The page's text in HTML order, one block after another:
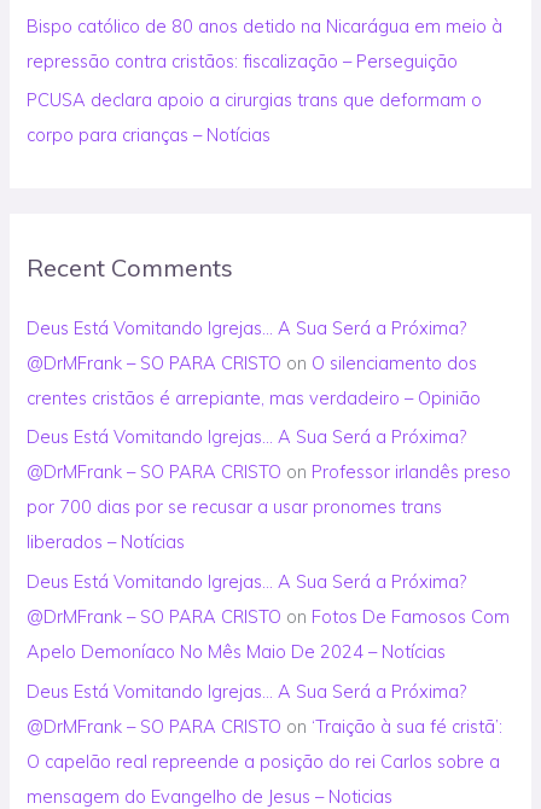
Bispo católico de 80 anos detido na Nicarágua em meio à
repressão contra cristãos: fiscalização – Perseguição
PCUSA declara apoio a cirurgias trans que deformam o
corpo para crianças – Notícias
Recent Comments
Deus Está Vomitando Igrejas… A Sua Será a Próxima?
@DrMFrank – SO PARA CRISTO on O silenciamento dos
crentes cristãos é arrepiante, mas verdadeiro – Opinião
Deus Está Vomitando Igrejas… A Sua Será a Próxima?
@DrMFrank – SO PARA CRISTO on Professor irlandês preso
por 700 dias por se recusar a usar pronomes trans
liberados – Notícias
Deus Está Vomitando Igrejas… A Sua Será a Próxima?
@DrMFrank – SO PARA CRISTO on Fotos De Famosos Com
Apelo Demoníaco No Mês Maio De 2024 – Notícias
Deus Está Vomitando Igrejas… A Sua Será a Próxima?
@DrMFrank – SO PARA CRISTO on ‘Traição à sua fé cristã’:
O capelão real repreende a posição do rei Carlos sobre a
mensagem do Evangelho de Jesus – Noticias